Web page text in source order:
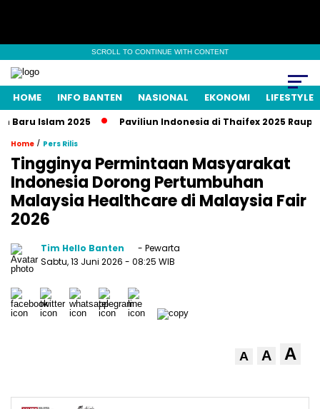
SCROLL TO CONTINUE WITH CONTENT
HOME INFO BANTEN NASIONAL EKONOMI LIFESTYLE
Islam 2025 Paviliun Indonesia di Thaifex 2025 Raup
Home / Pers Rilis
Tingginya Permintaan Masyarakat
Indonesia Dorong Pertumbuhan
Malaysia Healthcare di Malaysia Fair
2026
Tim Hello Banten
- Pewarta
Sabtu, 13 Juni 2026 - 08:25 WIB
A A A